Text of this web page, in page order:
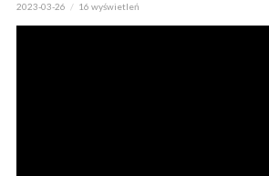
2023-03-26 16 wyświetleń